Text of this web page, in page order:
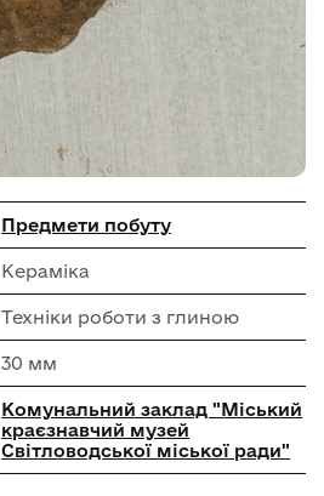
Предмети побуту
Кераміка
Техніки роботи з глиною
30 мм
Комунальний заклад "Міський
краєзнавчий музей
Світловодської міської ради"